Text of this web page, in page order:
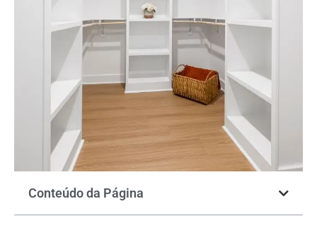
Conteúdo da Página